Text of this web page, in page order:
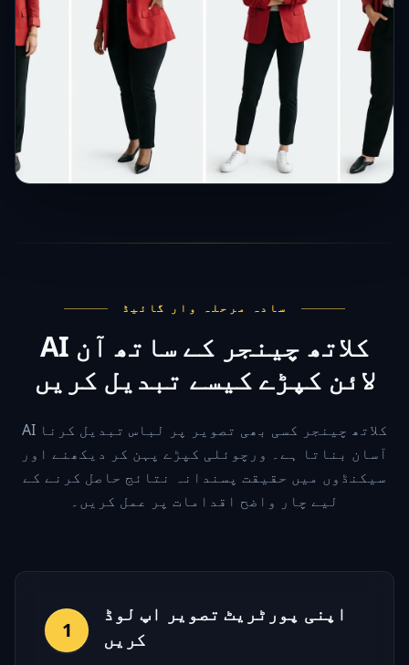
سادہ مرحلہ وار گائیڈ
AI کلاتھ چینجر کے ساتھ آن
لائن کپڑے کیسے تبدیل کریں
AI کلاتھ چینجر کسی بھی تصویر پر لباس تبدیل کرنا
آسان بناتا ہے۔ ورچوئلی کپڑے پہن کر دیکھنے اور
سیکنڈوں میں حقیقت پسندانہ نتائج حاصل کرنے کے
لیے چار واضح اقدامات پر عمل کریں۔
1
اپنی پورٹریٹ تصویر اپ لوڈ
کریں